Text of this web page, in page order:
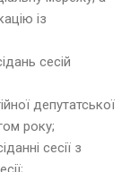
із
сесій
депутатської
року;
сесії з